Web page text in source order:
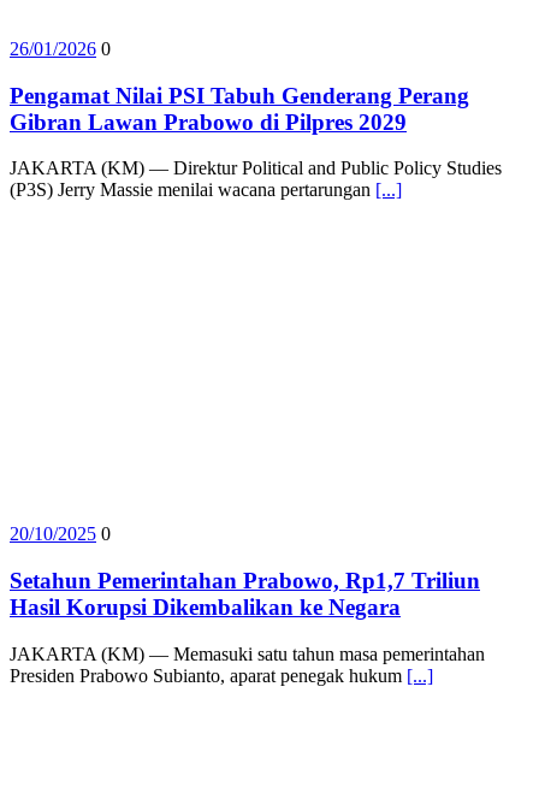
26/01/2026 0
Pengamat Nilai PSI Tabuh Genderang Perang
Gibran Lawan Prabowo di Pilpres 2029
JAKARTA (KM) — Direktur Political and Public Policy Studies
(P3S) Jerry Massie menilai wacana pertarungan [...]
20/10/2025 0
Setahun Pemerintahan Prabowo, Rp1,7 Triliun
Hasil Korupsi Dikembalikan ke Negara
JAKARTA (KM) — Memasuki satu tahun masa pemerintahan
Presiden Prabowo Subianto, aparat penegak hukum [...]